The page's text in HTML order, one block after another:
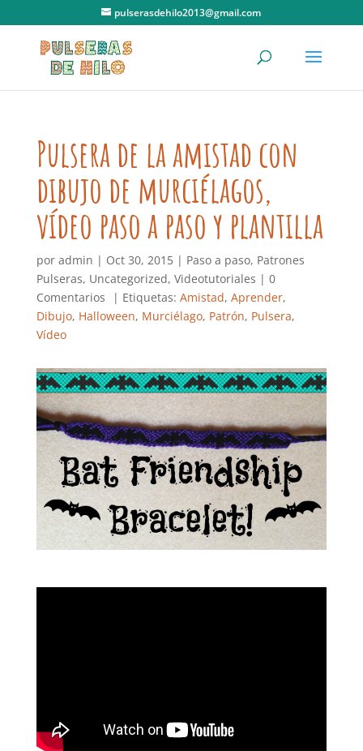
pulserasdehilo2013@gmail.com
Pulsera de la amistad con
dibujo de murciélagos,
vídeo paso a paso y plantilla
por admin | Oct 30, 2015| Paso a paso, Patrones
Pulseras, Uncategorized, Videotutoriales | 0
Comentarios
| Etiquetas: Amistad, Aprender,
Dibujo, Halloween, Murciélago, Patrón, Pulsera,
Vídeo